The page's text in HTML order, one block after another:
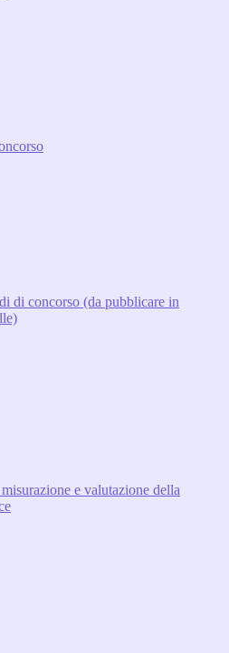
di concorso (da pubblicare in
e valutazione della